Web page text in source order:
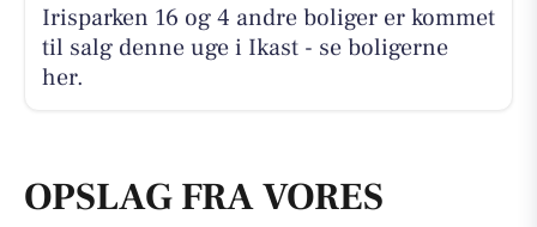
Irisparken 16 og 4 andre boliger er kommet
til salg denne uge i Ikast - se boligerne
her.
OPSLAG FRA VORES